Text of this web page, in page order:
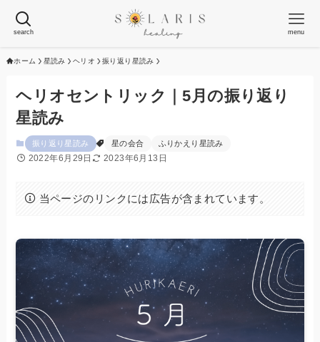
search menu
ホーム 星読み ヘリオ 振り返り星読み
ヘリオセントリック｜5月の振り返り
星読み
振り返り星読み 星の会合 ふりかえり星読み
2022年6月29日 2023年6月13日
当ページのリンクには広告が含まれています。